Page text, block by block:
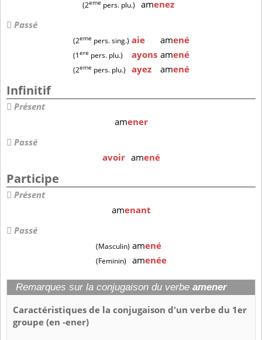
(2eme pers. plu.) amenez
Passé
(2eme pers. sing.) aie amené
(1ere pers. plu.) ayons amené
(2eme pers. plu.) ayez amené
Infinitif
Présent
amener
Passé
avoir amené
Participe
Présent
amenant
Passé
(Masculin) amené
(Feminin) amenée
Remarques sur la conjugaison du verbe amener
Caractéristiques de la conjugaison d'un verbe du 1er
groupe (en -ener)